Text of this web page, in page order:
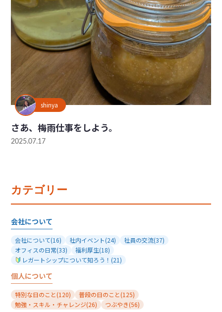
shinya
さあ、梅雨仕事をしよう。
2025.07.17
カテゴリー
会社について
会社について(16) 社内イベント(24) 社員の交流(37)
オフィスの日常(33) 福利厚生(18)
レガートシップについて知ろう！ (21)
個人について
特別な日のこと(120) 普段の日のこと(125)
勉強・スキル・チャレンジ(26) つぶやき(56)